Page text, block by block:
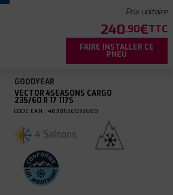
Prix unitaire
240.90€TTC
FAIRE INSTALLER CE
PNEU
GOODYEAR
VECTOR 4SEASONS CARGO
235/60 R 17 117S
CODE EAN : 4038526072689
4 Saisons